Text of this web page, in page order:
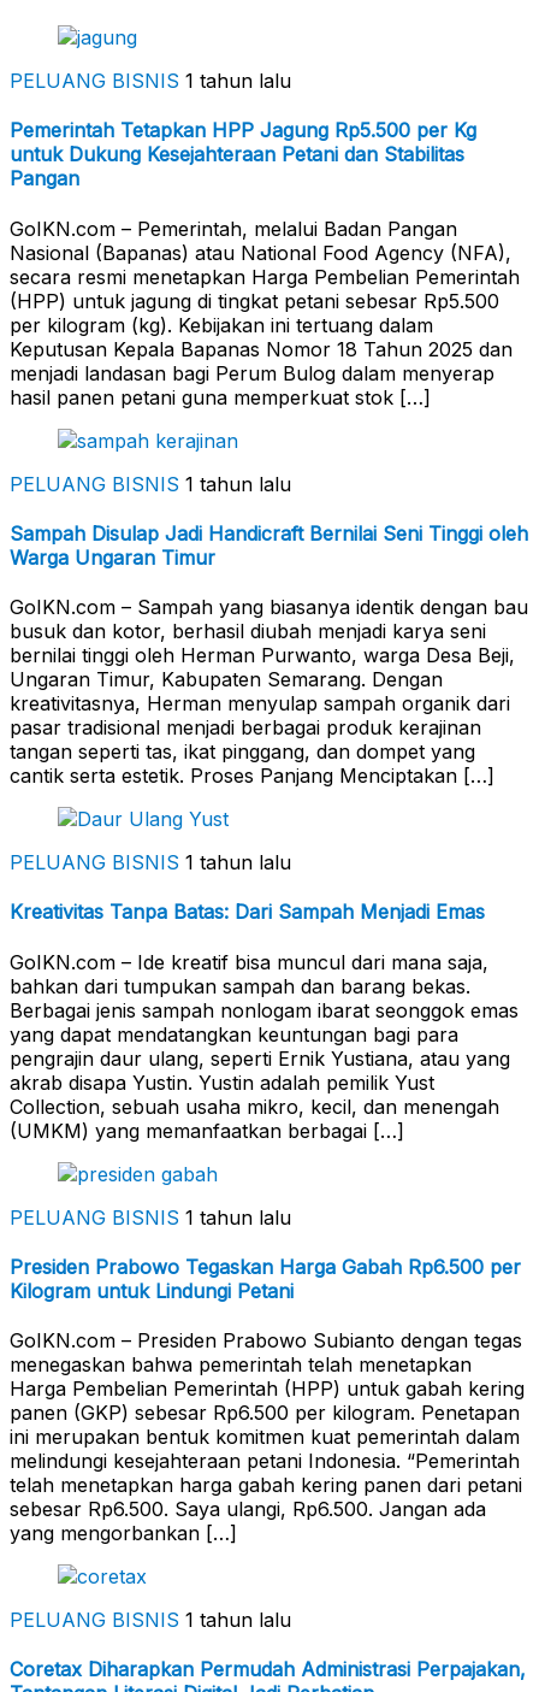
PELUANG BISNIS 1 tahun lalu
Pemerintah Tetapkan HPP Jagung Rp5.500 per Kg
untuk Dukung Kesejahteraan Petani dan Stabilitas
Pangan
GoIKN.com – Pemerintah, melalui Badan Pangan
Nasional (Bapanas) atau National Food Agency (NFA),
secara resmi menetapkan Harga Pembelian Pemerintah
(HPP) untuk jagung di tingkat petani sebesar Rp5.500
per kilogram (kg). Kebijakan ini tertuang dalam
Keputusan Kepala Bapanas Nomor 18 Tahun 2025 dan
menjadi landasan bagi Perum Bulog dalam menyerap
hasil panen petani guna memperkuat stok […]
PELUANG BISNIS 1 tahun lalu
Sampah Disulap Jadi Handicraft Bernilai Seni Tinggi oleh
Warga Ungaran Timur
GoIKN.com – Sampah yang biasanya identik dengan bau
busuk dan kotor, berhasil diubah menjadi karya seni
bernilai tinggi oleh Herman Purwanto, warga Desa Beji,
Ungaran Timur, Kabupaten Semarang. Dengan
kreativitasnya, Herman menyulap sampah organik dari
pasar tradisional menjadi berbagai produk kerajinan
tangan seperti tas, ikat pinggang, dan dompet yang
cantik serta estetik. Proses Panjang Menciptakan […]
PELUANG BISNIS 1 tahun lalu
Kreativitas Tanpa Batas: Dari Sampah Menjadi Emas
GoIKN.com – Ide kreatif bisa muncul dari mana saja,
bahkan dari tumpukan sampah dan barang bekas.
Berbagai jenis sampah nonlogam ibarat seonggok emas
yang dapat mendatangkan keuntungan bagi para
pengrajin daur ulang, seperti Ernik Yustiana, atau yang
akrab disapa Yustin. Yustin adalah pemilik Yust
Collection, sebuah usaha mikro, kecil, dan menengah
(UMKM) yang memanfaatkan berbagai […]
PELUANG BISNIS 1 tahun lalu
Presiden Prabowo Tegaskan Harga Gabah Rp6.500 per
Kilogram untuk Lindungi Petani
GoIKN.com – Presiden Prabowo Subianto dengan tegas
menegaskan bahwa pemerintah telah menetapkan
Harga Pembelian Pemerintah (HPP) untuk gabah kering
panen (GKP) sebesar Rp6.500 per kilogram. Penetapan
ini merupakan bentuk komitmen kuat pemerintah dalam
melindungi kesejahteraan petani Indonesia. “Pemerintah
telah menetapkan harga gabah kering panen dari petani
sebesar Rp6.500. Saya ulangi, Rp6.500. Jangan ada
yang mengorbankan […]
PELUANG BISNIS 1 tahun lalu
Coretax Diharapkan Permudah Administrasi Perpajakan,